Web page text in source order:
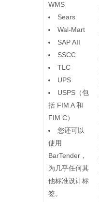
WMS
Sears
Wal-Mart
SAP AII
SSCC
TLC
UPS
USPS（包
括 FIM A 和
FIM C）
您还可以
使用
BarTender，
为几乎任何其
他标准设计标
签。